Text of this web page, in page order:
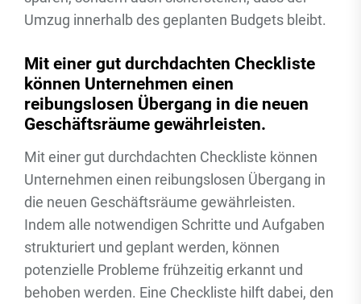
Umzug innerhalb des geplanten Budgets bleibt.
Mit einer gut durchdachten Checkliste
können Unternehmen einen
reibungslosen Übergang in die neuen
Geschäftsräume gewährleisten.
Mit einer gut durchdachten Checkliste können
Unternehmen einen reibungslosen Übergang in
die neuen Geschäftsräume gewährleisten.
Indem alle notwendigen Schritte und Aufgaben
strukturiert und geplant werden, können
potenzielle Probleme frühzeitig erkannt und
behoben werden. Eine Checkliste hilft dabei, den